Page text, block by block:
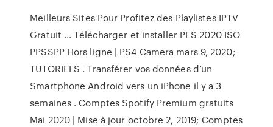
Meilleurs Sites Pour Profitez des Playlistes IPTV
Gratuit ... Télécharger et installer PES 2020 ISO
PPSSPP Hors ligne | PS4 Camera mars 9, 2020;
TUTORIELS . Transférer vos données d’un
Smartphone Android vers un iPhone il y a 3
semaines . Comptes Spotify Premium gratuits
Mai 2020 | Mise à jour octobre 2, 2019; Comptes